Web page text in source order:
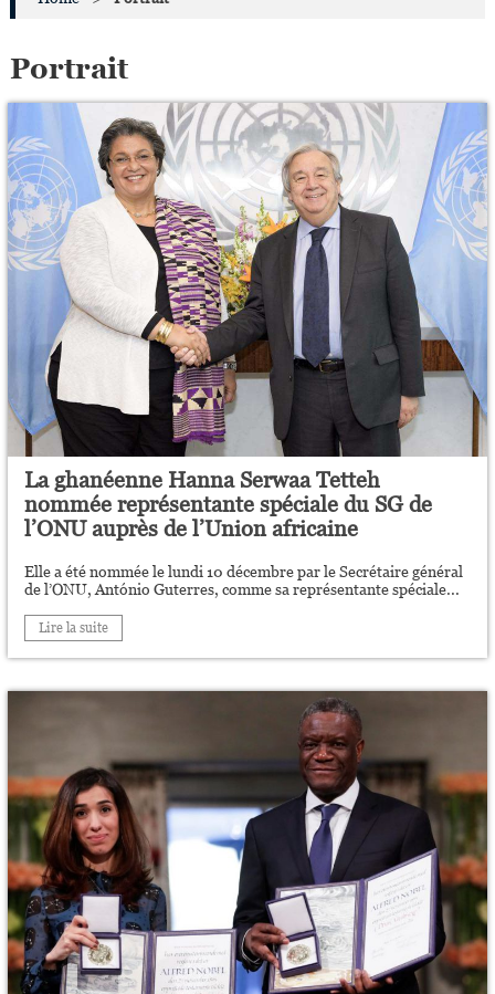
Portrait
La ghanéenne Hanna Serwaa Tetteh
nommée représentante spéciale du SG de
l’ONU auprès de l’Union africaine
Elle a été nommée le lundi 10 décembre par le Secrétaire général
de l’ONU, António Guterres, comme sa représentante spéciale...
Lire la suite